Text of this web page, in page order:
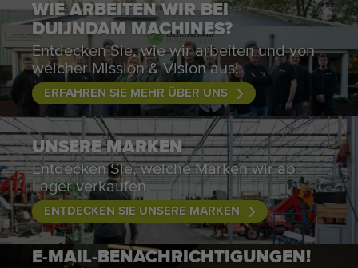
WIE ARBEITEN WIR BEI
DUIJNDAM MACHINES?
Entdecken Sie, wie wir arbeiten und von
welcher Mission & Vision aus!
ERFAHREN SIE MEHR ÜBER UNS
UNSERE MARKEN
Entdecken Sie, welche Marken wir ab
Lager verkaufen.
ENTDECKEN SIE UNSERE MARKEN
E-MAIL-BENACHRICHTIGUNGEN!